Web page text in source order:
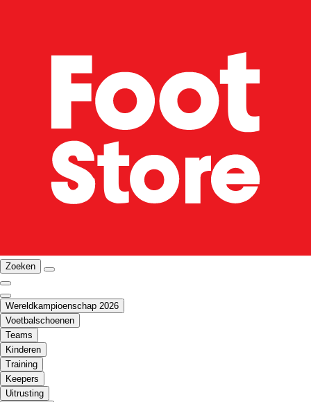
Zoeken
Wereldkampioenschap 2026
Voetbalschoenen
Teams
Kinderen
Training
Keepers
Uitrusting